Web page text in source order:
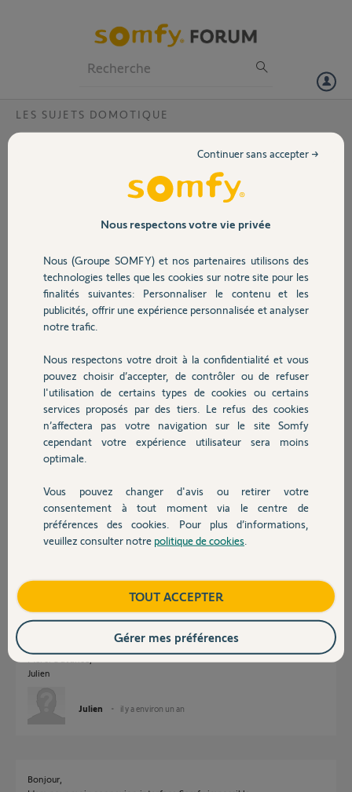
Volet
Sécurité
Domotique
Chauffage
Autres produits
Devis avec un pro
Contact
LES SUJETS DOMOTIQUE
Connexion app impossible pour TaHoma
Depuis quelques jours impossible de me connecter à l’app TaHoma,
alors qu’il est possible de contrôler les volets depuis l’app Maison
Hier j’ai essayé de reset le switch mais depuis il ne se connecte même
plus au wifi (du coup même connexion impossible depuis l’app
Maison)
PIN 2058-1062-7981
Pouvez-vous m’aider?
Merci,
Olivier
Réponses
impossible de la joindre avec l’application Somfy qui dit qu’elle est hors
ligne !
PIN : 2060-0841-6807
Julien
Julien il y a environ un an
Bonjour,
Nous respectons votre vie privée
Nous (Groupe SOMFY) et nos partenaires utilisons des
technologies telles que les cookies sur notre site pour les
finalités suivantes: Personnaliser le contenu et les
publicités, offrir une expérience personnalisée et analyser
notre trafic.
Nous respectons votre droit à la confidentialité et vous
pouvez choisir d’accepter, de contrôler ou de refuser
l'utilisation de certains types de cookies ou certains
services proposés par des tiers. Le refus des cookies
n’affectera pas votre navigation sur le site Somfy
cependant votre expérience utilisateur sera moins
optimale.
Vous pouvez changer d'avis ou retirer votre
consentement à tout moment via le centre de
préférences des cookies. Pour plus d’informations,
veuillez consulter notre politique de cookies
Continuer sans accepter →
TOUT ACCEPTER
Gérer mes préférences